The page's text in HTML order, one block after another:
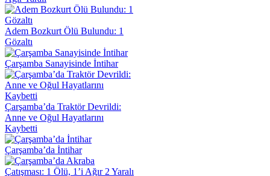
Adem Bozkurt Ölü Bulundu: 1
Gözaltı
Çarşamba Sanayisinde İntihar
Çarşamba’da Traktör Devrildi:
Anne ve Oğul Hayatlarını
Kaybetti
Çarşamba’da İntihar